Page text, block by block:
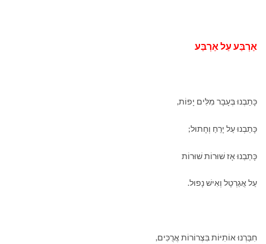
אַרְבַּע עַל אַרְבַּע
כָּתַבְנוּ בְּעָבָר מִלִּים יָפוֹת,
כָּתַבְנוּ עַל יָרֵחַ וְחָתוּל;
כָּתַבְנוּ אָז שׁוּרוֹת שׁוּרוֹת
עַל אֲגַרְטָל וְאִישׁ נָפוּל.
חִבַּרְנוּ אוֹתִיּוֹת בִּצְרוֹרוֹת אֲרֻכִּים,